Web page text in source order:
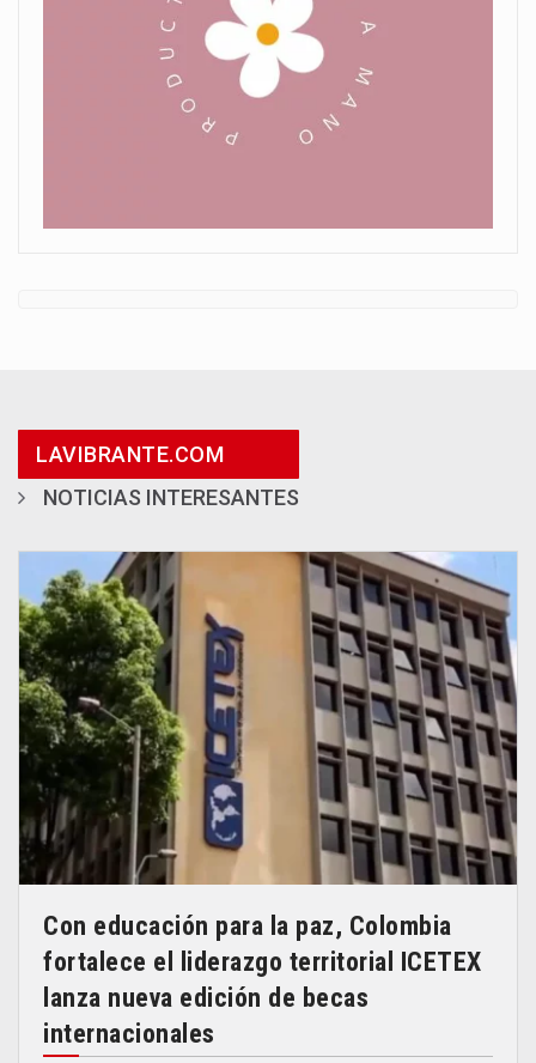
LAVIBRANTE.COM
NOTICIAS INTERESANTES
Con educación para la paz, Colombia
fortalece el liderazgo territorial ICETEX
lanza nueva edición de becas
internacionales